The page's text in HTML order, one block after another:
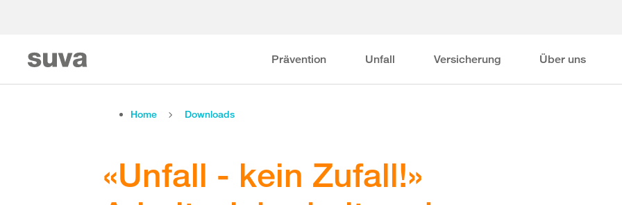
Prävention Unfall Versicherung Über uns
Home Downloads
«Unfall - kein Zufall!»